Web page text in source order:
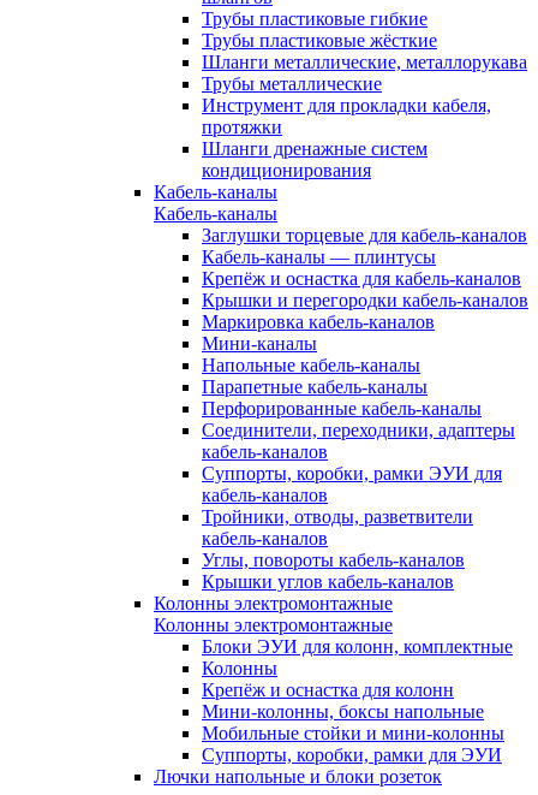
Трубы пластиковые гибкие
Трубы пластиковые жёсткие
Шланги металлические, металлорукава
Трубы металлические
Инструмент для прокладки кабеля,
протяжки
Шланги дренажные систем
кондиционирования
Кабель-каналы
Кабель-каналы
Заглушки торцевые для кабель-каналов
Кабель-каналы — плинтусы
Крепёж и оснастка для кабель-каналов
Крышки и перегородки кабель-каналов
Маркировка кабель-каналов
Мини-каналы
Напольные кабель-каналы
Парапетные кабель-каналы
Перфорированные кабель-каналы
Соединители, переходники, адаптеры
кабель-каналов
Суппорты, коробки, рамки ЭУИ для
кабель-каналов
Тройники, отводы, разветвители
кабель-каналов
Углы, повороты кабель-каналов
Крышки углов кабель-каналов
Колонны электромонтажные
Колонны электромонтажные
Блоки ЭУИ для колонн, комплектные
Колонны
Крепёж и оснастка для колонн
Мини-колонны, боксы напольные
Мобильные стойки и мини-колонны
Суппорты, коробки, рамки для ЭУИ
Лючки напольные и блоки розеток